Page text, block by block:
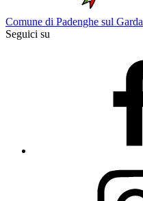
Comune di Padenghe sul Garda
Seguici su